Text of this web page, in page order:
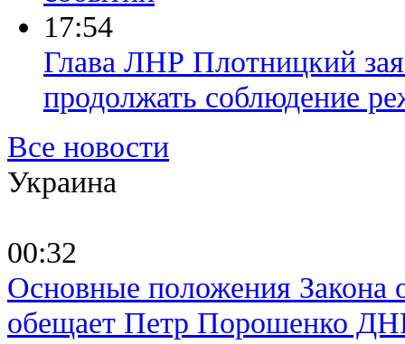
17:54
Глава ЛНР Плотницкий
продолжать соблюдение
Все новости
Украина
00:32
Основные положения Закона
обещает Петр Порошенко